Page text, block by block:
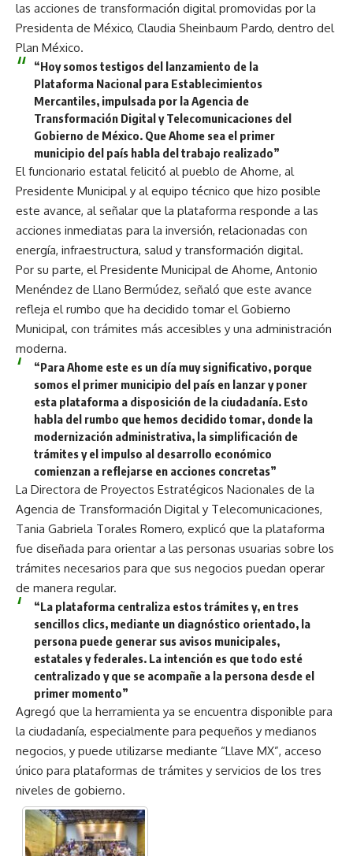
las acciones de transformación digital promovidas por la
Presidenta de México, Claudia Sheinbaum Pardo, dentro del
Plan México.
“Hoy somos testigos del lanzamiento de la
Plataforma Nacional para Establecimientos
Mercantiles, impulsada por la Agencia de
Transformación Digital y Telecomunicaciones del
Gobierno de México. Que Ahome sea el primer
municipio del país habla del trabajo realizado”
El funcionario estatal felicitó al pueblo de Ahome, al
Presidente Municipal y al equipo técnico que hizo posible
este avance, al señalar que la plataforma responde a las
acciones inmediatas para la inversión, relacionadas con
energía, infraestructura, salud y transformación digital.
Por su parte, el Presidente Municipal de Ahome, Antonio
Menéndez de Llano Bermúdez, señaló que este avance
refleja el rumbo que ha decidido tomar el Gobierno
Municipal, con trámites más accesibles y una administración
moderna.
“Para Ahome este es un día muy significativo, porque
somos el primer municipio del país en lanzar y poner
esta plataforma a disposición de la ciudadanía. Esto
habla del rumbo que hemos decidido tomar, donde la
modernización administrativa, la simplificación de
trámites y el impulso al desarrollo económico
comienzan a reflejarse en acciones concretas”
La Directora de Proyectos Estratégicos Nacionales de la
Agencia de Transformación Digital y Telecomunicaciones,
Tania Gabriela Torales Romero, explicó que la plataforma
fue diseñada para orientar a las personas usuarias sobre los
trámites necesarios para que sus negocios puedan operar
de manera regular.
“La plataforma centraliza estos trámites y, en tres
sencillos clics, mediante un diagnóstico orientado, la
persona puede generar sus avisos municipales,
estatales y federales. La intención es que todo esté
centralizado y que se acompañe a la persona desde el
primer momento”
Agregó que la herramienta ya se encuentra disponible para
la ciudadanía, especialmente para pequeños y medianos
negocios, y puede utilizarse mediante “Llave MX”, acceso
único para plataformas de trámites y servicios de los tres
niveles de gobierno.